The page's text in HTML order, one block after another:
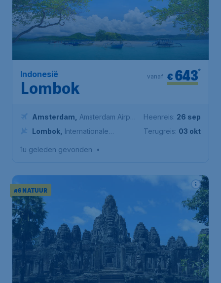
Indonesië
Lombok
€ 643*
vanaf
Amsterdam
Amsterdam Airport
Schiphol
Lombok Internationale
Heenreis: 26 sep
Terugreis: 03 okt
1u geleden gevonden •
#6 NATUUR